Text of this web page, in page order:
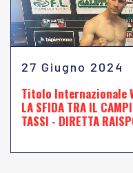
27 Giugno 2024
Titolo Internazionale
LA SFIDA TRA IL
TASSI - DIRETTA